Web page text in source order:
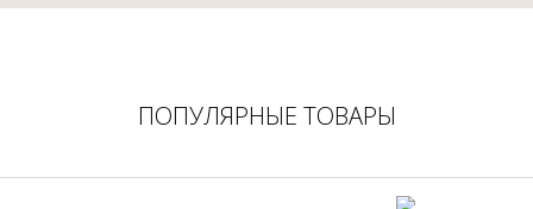
ПОПУЛЯРНЫЕ ТОВАРЫ